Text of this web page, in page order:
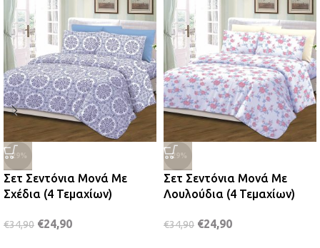
-29%
Σετ Σεντόνια Μονά Με
Σχέδια (4 Τεμαχίων)
€34,90 €24,90
-29%
Σετ Σεντόνια Μονά Με
Λουλούδια (4 Τεμαχίων)
€34,90 €24,90